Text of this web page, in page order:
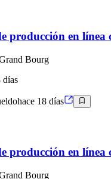
producción en
Bourg
días
hace 18 días
producción en
Bourg